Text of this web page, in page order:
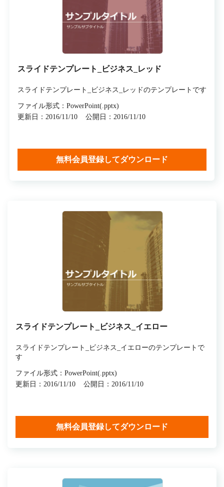
スライドテンプレート_ビジネス_レッド
スライドテンプレート_ビジネス_レッドのテンプレートです
ファイル形式：PowerPoint(.pptx)
更新日：2016/11/10
公開日：2016/11/10
無料会員登録してダウンロード
スライドテンプレート_ビジネス_イエロー
スライドテンプレート_ビジネス_イエローのテンプレートで
す
ファイル形式：PowerPoint(.pptx)
更新日：2016/11/10
公開日：2016/11/10
無料会員登録してダウンロード